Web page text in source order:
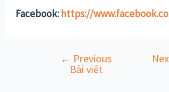
Facebook: https://
← Previous
Bài viết